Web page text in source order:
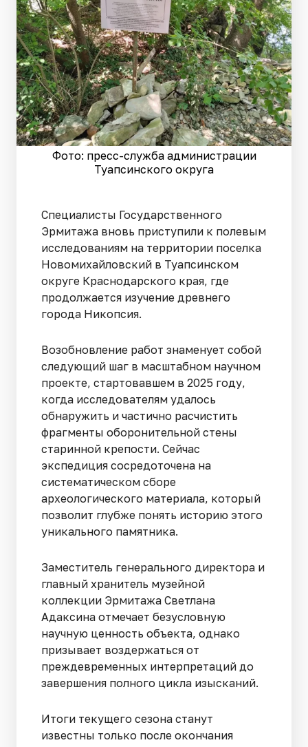
Фото: пресс-служба администрации
Туапсинского округа
Специалисты Государственного
Эрмитажа вновь приступили к полевым
исследованиям на территории поселка
Новомихайловский в Туапсинском
округе Краснодарского края, где
продолжается изучение древнего
города Никопсия.
Возобновление работ знаменует собой
следующий шаг в масштабном научном
проекте, стартовавшем в 2025 году,
когда исследователям удалось
обнаружить и частично расчистить
фрагменты оборонительной стены
старинной крепости. Сейчас
экспедиция сосредоточена на
систематическом сборе
археологического материала, который
позволит глубже понять историю этого
уникального памятника.
Заместитель генерального директора и
главный хранитель музейной
коллекции Эрмитажа Светлана
Адаксина отмечает безусловную
научную ценность объекта, однако
призывает воздержаться от
преждевременных интерпретаций до
завершения полного цикла изысканий.
Итоги текущего сезона станут
известны только после окончания